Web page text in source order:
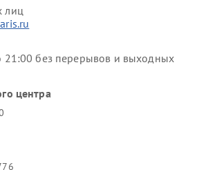
лиц
без перерывов и выходных
центра